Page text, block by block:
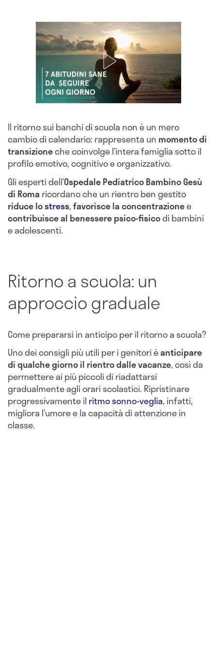
Il ritorno sui banchi di scuola non è un mero
cambio di calendario: rappresenta un momento di
transizioneche coinvolge l’intera famiglia sotto il
profilo emotivo, cognitivo e organizzativo.
Gli esperti dell’Ospedale Pediatrico Bambino Gesù
di Roma ricordano che un rientro ben gestito
riduce lostress,favorisce la concentrazionee
contribuisce al benessere psico-fisicodi bambini
e adolescenti.
Ritorno a scuola: un
approccio graduale
Come prepararsi in anticipo per il ritorno a scuola?
Uno dei consigli più utili per i genitori èanticipare
di qualche giorno il rientro dalle vacanze, così da
permettere ai più piccoli di riadattarsi
gradualmente agli orari scolastici. Ripristinare
progressivamente il ritmo sonno-veglia, infatti,
migliora l’umore e la capacità di attenzione in
classe.